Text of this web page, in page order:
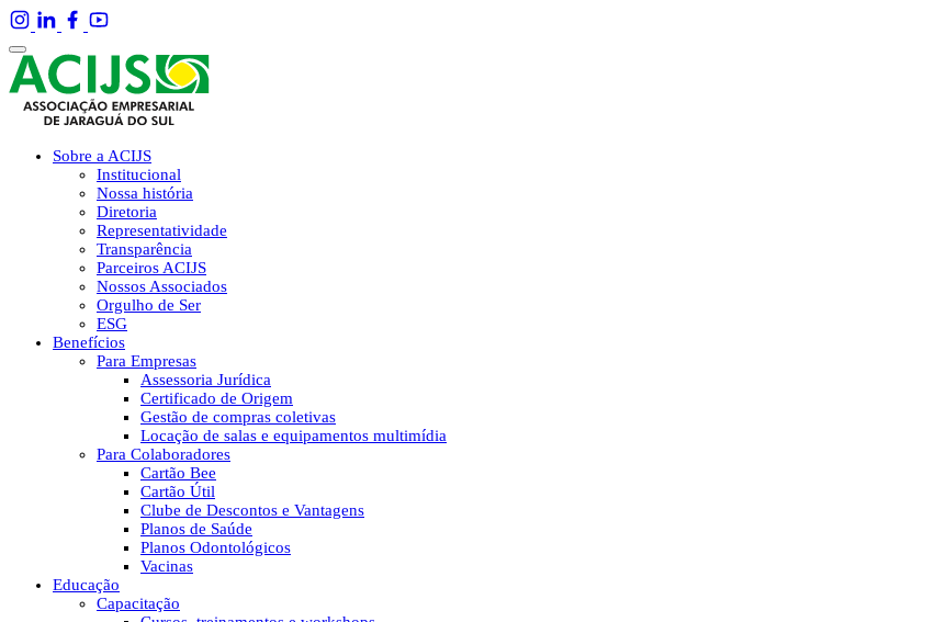
Sobre a ACIJS
Institucional
Nossa história
Diretoria
Representatividade
Transparência
Parceiros ACIJS
Nossos Associados
Orgulho de Ser
ESG
Benefícios
Para Empresas
Assessoria Jurídica
Certificado de Origem
Gestão de compras coletivas
Locação de salas e equipamentos multimídia
Para Colaboradores
Cartão Bee
Cartão Útil
Clube de Descontos e Vantagens
Planos de Saúde
Planos Odontológicos
Vacinas
Educação
Capacitação